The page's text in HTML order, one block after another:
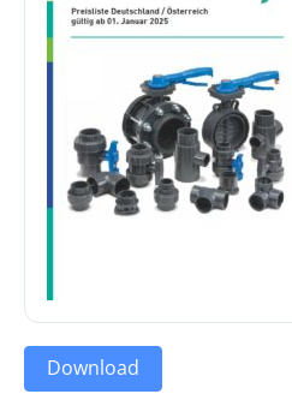
Download